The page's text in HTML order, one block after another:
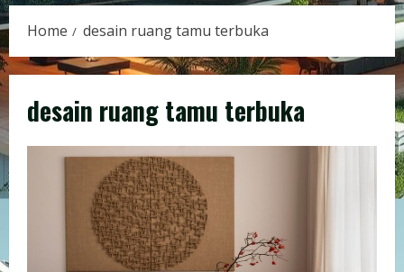
Home desain ruang tamu terbuka
desain ruang tamu terbuka